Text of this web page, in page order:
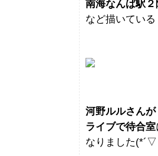
南海なんば駅
など描いている
河野ルルさんが
ライブで待合室
なりました(*´▽